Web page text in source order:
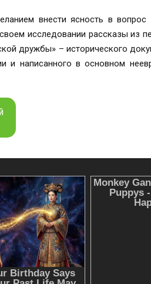
внести ясность в вопрос
исследовании рассказы из
дружбы» – исторического
и написанного в основном